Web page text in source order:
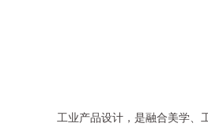
工业产品设计，是融合美学、